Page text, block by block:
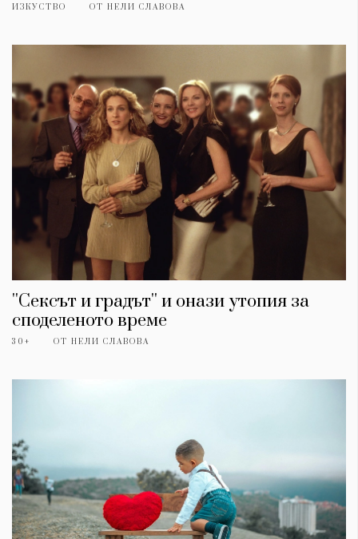
ИЗКУСТВО ОТ НЕЛИ СЛАВОВА
''Сексът и градът'' и онази утопия за
споделеното време
30+ ОТ НЕЛИ СЛАВОВА